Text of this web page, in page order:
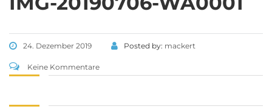
24. Dezember 2019 Posted by: mackert
Keine Kommentare
Tel 09571 – 2082
Sekretariat
Montag 8.00 – 12.00 Uhr
Mittwoch 8.00 – 11.30 Uhr